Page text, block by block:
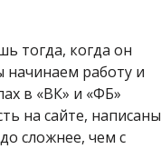
тогда, когда он
начинаем работу и
в «ВК» и «ФБ»
на сайте, написаны
сложнее, чем с